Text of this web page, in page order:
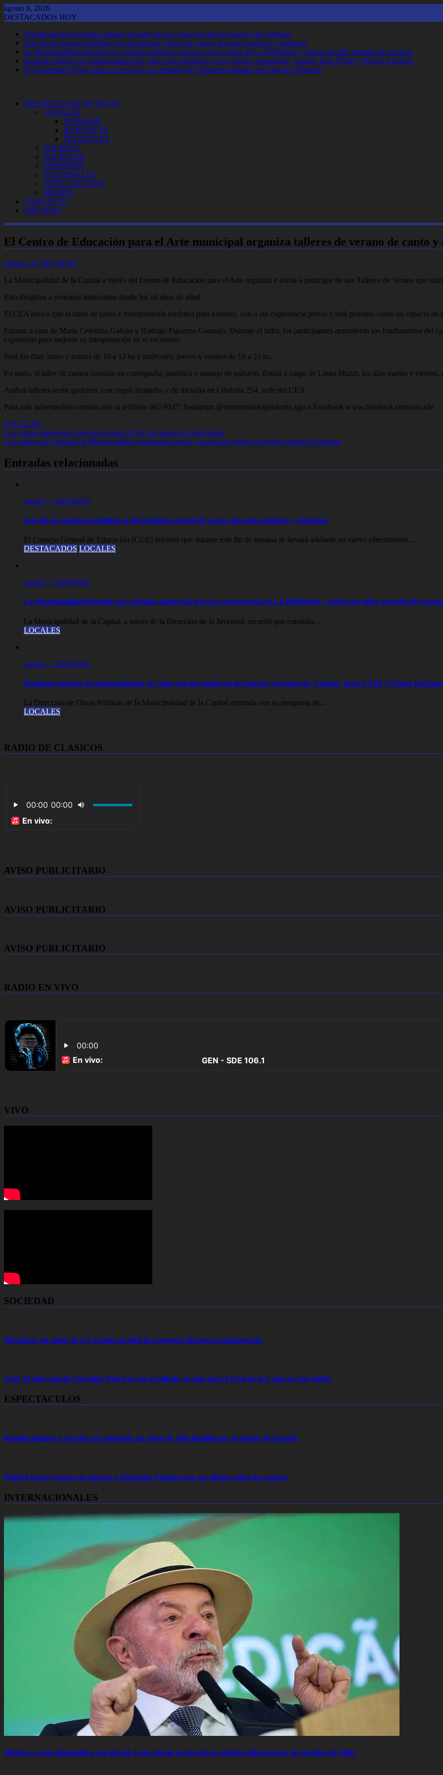
Saltar
al
agosto 8, 2026
DESTACADOS HOY
Denuncian por presuntos abusos sexuales en un conocido club de hockey de Santiago
Este fin de ssemana habilitan el ofrecimiento virtual de cargos docentes titulares y suplentes
La Municipalidad informó que continúa abierta la tercera convocatoria de La Bibliodera y habrá un taller gratuito de escritura
Realizan trabajos de mantenimiento de calles con hormigón en los barrios Aeropuerto, Vinalar, Juan XXIII y Néstor Kirchner
El Gobernador Elias Suárez convocó a una reunión de Gabinete ampliada en Casa de Gobierno
SECCIONES DE NOTICIAS
LOCALES
INTERIOR
JUDICIALES
POLICIALES
POLITICA
SOCIEDAD
DEPORTES
NACIONALES
ESPECTACULOS
MUNDO
CONTACTO
ARCHIVO
El Centro de Educación para el Arte municipal organiza talleres de verano de canto y
febrero 10, 2025 MAD
La Municipalidad de la Capital a través del Centro de Educación para el Arte organiza e invita a participar de sus Talleres de Verano que
Esta dirigidos a personas interesadas desde los 16 años de edad.
El CEA indicó que el taller de canto e interpretación escénica para karaoke. con o sin experiencia previa y está pensado como un espacio de
Estarán a caro de María Celestina Galván y Rodrigo Figueroa Gramajo. Durante el taller, los participantes aprenderán los fundamentos del
expresivas para mejorar su interpretación en el escenario.
Será los días: lunes y martes de 10 a 12 hs y miércoles, jueves y viernes de 19 a 21 hs.
En tanto, el taller de zamba consiste en coreografía, pasistica y manejo de pañuelo. Estará a cargo de Laura Muzzi, los días martes y viernes,
Ambos talleres serán gratuitos, con cupos limitados y de dictarán en Córdoba 254, sede del CEA.
Para más información comunicarse al teléfono 602-9347, Instagram @centromunicipaldearte.sgo o Facebook www.facebook.com/cea.sde
LOCALES
Navegación
de
entradas
Las ventas minoristas cayeron en enero 0,5% con respecto a diciembre
Los centros de Salud de la Municipalidad continuarán con la vacunación contra el dengue durante la semana
Entradas relacionadas
agosto 7, 2026 MAD
Este fin de ssemana habilitan el ofrecimiento virtual de cargos docentes titulares y suplentes
El Consejo General de Educación (CGE) informó que durante este fin de semana se llevará adelante un nuevo ofrecimiento...
DESTACADOS LOCALES
agosto 7, 2026 MAD
La Municipalidad informó que continúa abierta la tercera convocatoria de La Bibliodera y habrá un taller gratuito de
La Municipalidad de la Capital, a través de la Dirección de la Juventud, recordó que continúa...
LOCALES
agosto 7, 2026 MAD
Realizan trabajos de mantenimiento de calles con hormigón en los barrios Aeropuerto, Vinalar, Juan XXIII y Néstor
La Dirección de Obras Públicas de la Municipalidad de la Capital continúa con su programa de...
LOCALES
RADIO DE CLASICOS
AVISO PUBLICITARIO
AVISO PUBLICITARIO
AVISO PUBLICITARIO
RADIO EN VIVO
VIVO
SOCIEDAD
Mendoza: un sismo de 4,3 grados sacudió la provincia durante la madrugada
A los 54 años murió Ernestina Pais tras ser arrollado su auto por el Tren de la Costa en San Isidro
ESPECTACULOS
Rosalía indignó a sus fans al compartir un video de Mia Khalifa por el festejo de España
Pablo Echarri cruzó con dureza a Alejandro Fantino por sus dichos sobre los actores
INTERNACIONALES
Histórica crisis diplomática con Brasil: Lula rebajó el nivel de la relación bilateral por los insultos de Milei